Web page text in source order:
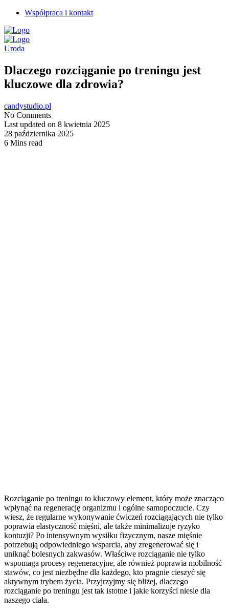
Współpraca i kontakt
Uroda
Dlaczego rozciąganie po treningu jest
kluczowe dla zdrowia?
candystudio.pl
No Comments
Last updated on 8 kwietnia 2025
28 października 2025
6 Mins read
Rozciąganie po treningu to kluczowy element, który może znacząco
wpłynąć na regenerację organizmu i ogólne samopoczucie. Czy
wiesz, że regularne wykonywanie ćwiczeń rozciągających nie tylko
poprawia elastyczność mięśni, ale także minimalizuje ryzyko
kontuzji? Po intensywnym wysiłku fizycznym, nasze mięśnie
potrzebują odpowiedniego wsparcia, aby zregenerować się i
uniknąć bolesnych zakwasów. Właściwe rozciąganie nie tylko
wspomaga procesy regeneracyjne, ale również poprawia mobilność
stawów, co jest niezbędne dla każdego, kto pragnie cieszyć się
aktywnym trybem życia. Przyjrzyjmy się bliżej, dlaczego
rozciąganie po treningu jest tak istotne i jakie korzyści niesie dla
naszego ciała.